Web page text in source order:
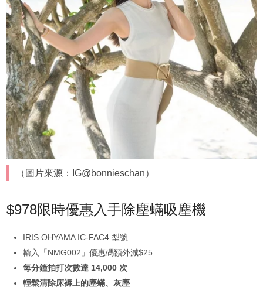
（圖片來源：IG@bonnieschan）
$978限時優惠入手除塵蟎吸塵機
IRIS OHYAMA IC-FAC4 型號
輸入「NMG002」優惠碼額外減$25
每分鐘拍打次數達 14,000 次
輕鬆清除床褥上的塵蟎、灰塵